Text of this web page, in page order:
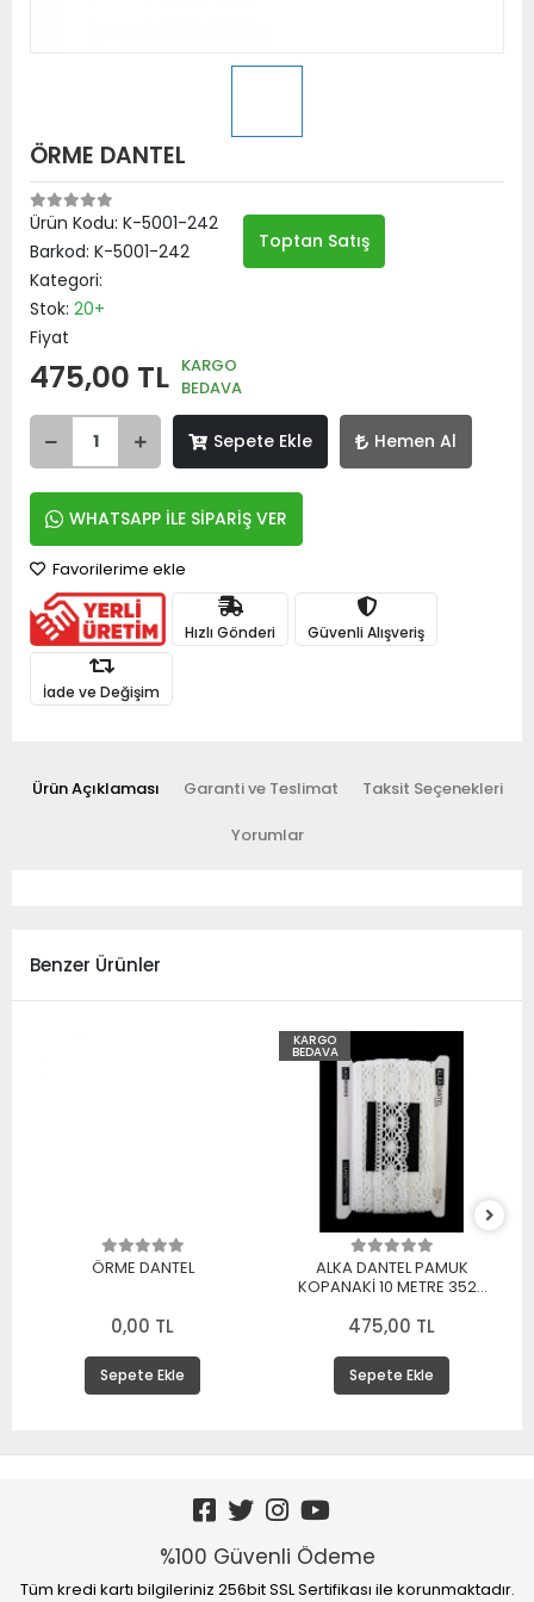
ÖRME DANTEL
Ürün Kodu: K-5001-242
Barkod: K-5001-242
Kategori:
Stok: 20+
Fiyat
475,00 TL KARGO
BEDAVA
Sepete Ekle Hemen Al
WHATSAPP İLE SİPARİŞ VER
Toptan Satış
Favorilerime ekle
Hızlı Gönderi Güvenli Alışveriş
İade ve Değişim
Ürün Açıklaması Garanti ve Teslimat Taksit Seçenekleri
Yorumlar
Benzer Ürünler
ÖRME DANTEL
0,00 TL
Sepete Ekle
KARGO
BEDAVA
ALKA DANTEL PAMUK
KOPANAKİ 10 METRE 3520
475,00 TL
Sepete Ekle
%100 Güvenli Ödeme
Tüm kredi kartı bilgileriniz 256bit SSL Sertifikası ile korunmaktadır.